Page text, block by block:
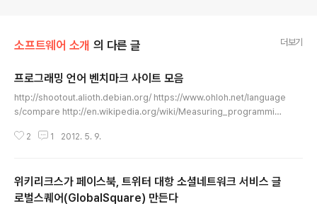
소프트웨어 소개 의 다른 글 더보기
프로그래밍 언어 벤치마크 사이트 모음
http://shootout.alioth.debian.org/ https://www.ohloh.net/language
s/compare http://en.wikipedia.org/wiki/Measuring_programming
ww.tiobe.com/index.php/content/paperinfo/tpci/index.html http://
me http://www.flexjob..
2 1 2012. 5. 9.
위키리크스가 페이스북, 트위터 대항 소셜네트워크 서비스 글
로벌스퀘어(GlobalSquare) 만든다